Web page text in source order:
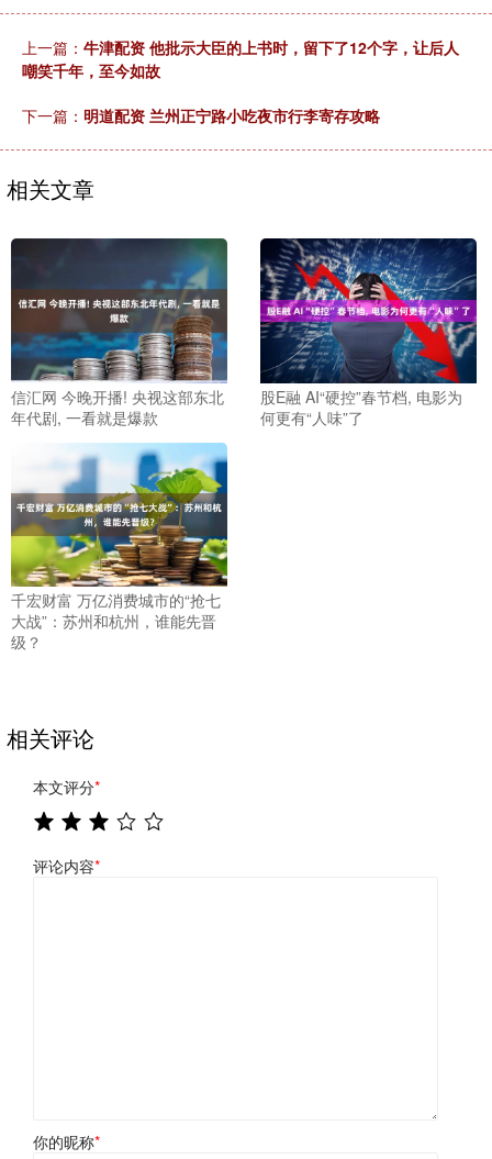
上一篇： 牛津配资 他批示大臣的上书时，留下了12个字，让后人
嘲笑千年，至今如故
下一篇： 明道配资 兰州正宁路小吃夜市行李寄存攻略
相关文章
信汇网 今晚开播! 央视这部东北
年代剧, 一看就是爆款
股E融 AI“硬控”春节档, 电影为
何更有“人味”了
千宏财富 万亿消费城市的“抢七
大战”：苏州和杭州，谁能先晋
级？
相关评论
本文评分*
评论内容*
你的昵称*